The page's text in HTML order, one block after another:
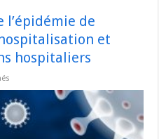
l’épidémie de
et
hospitaliers
l’évolution
l’épidémie